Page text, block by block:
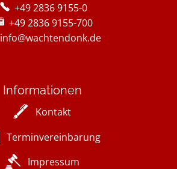
+49 2836 9155-0
+49 2836 9155-700
info@wachtendonk.de
Informationen
Kontakt
Terminvereinbarung
Impressum